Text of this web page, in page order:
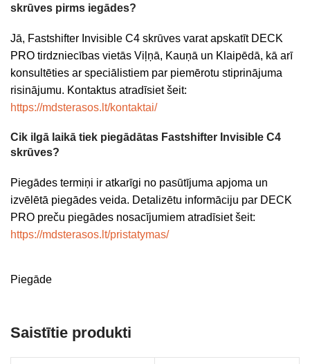
skrūves pirms iegādes?
Jā, Fastshifter Invisible C4 skrūves varat apskatīt DECK
PRO tirdzniecības vietās Viļņā, Kauņā un Klaipēdā, kā arī
konsultēties ar speciālistiem par piemērotu stiprinājuma
risinājumu. Kontaktus atradīsiet šeit:
https://mdsterasos.lt/kontaktai/
Cik ilgā laikā tiek piegādātas Fastshifter Invisible C4
skrūves?
Piegādes termiņi ir atkarīgi no pasūtījuma apjoma un
izvēlētā piegādes veida. Detalizētu informāciju par DECK
PRO preču piegādes nosacījumiem atradīsiet šeit:
https://mdsterasos.lt/pristatymas/
Piegāde
Saistītie produkti